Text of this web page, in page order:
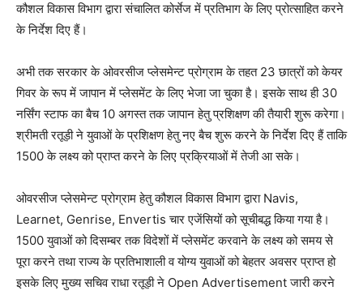
कौशल विकास विभाग द्वारा संचालित कोर्सेज में प्रतिभाग के लिए प्रोत्साहित करने
के निर्देश दिए हैं।
अभी तक सरकार के ओवरसीज प्लेसमेन्ट प्रोग्राम के तहत 23 छात्रों को केयर
गिवर के रूप में जापान में प्लेसमेंट के लिए भेजा जा चुका है। इसके साथ ही 30
नर्सिंग स्टाफ का बैच 10 अगस्त तक जापान हेतु प्रशिक्षण की तैयारी शुरू करेगा।
श्रीमती रतूड़ी ने युवाओं के प्रशिक्षण हेतु नए बैच शुरू करने के निर्देश दिए हैं ताकि
1500 के लक्ष्य को प्राप्त करने के लिए प्रक्रियाओं में तेजी आ सके।
ओवरसीज प्लेसमेन्ट प्रोग्राम हेतु कौशल विकास विभाग द्वारा Navis,
Learnet, Genrise, Envertis चार एजेंसियों को सूचीबद्ध किया गया है।
1500 युवाओं को दिसम्बर तक विदेशों में प्लेसमेंट करवाने के लक्ष्य को समय से
पूरा करने तथा राज्य के प्रतिभाशाली व योग्य युवाओं को बेहतर अवसर प्राप्त हो
इसके लिए मुख्य सचिव राधा रतूड़ी ने Open Advertisement जारी करने